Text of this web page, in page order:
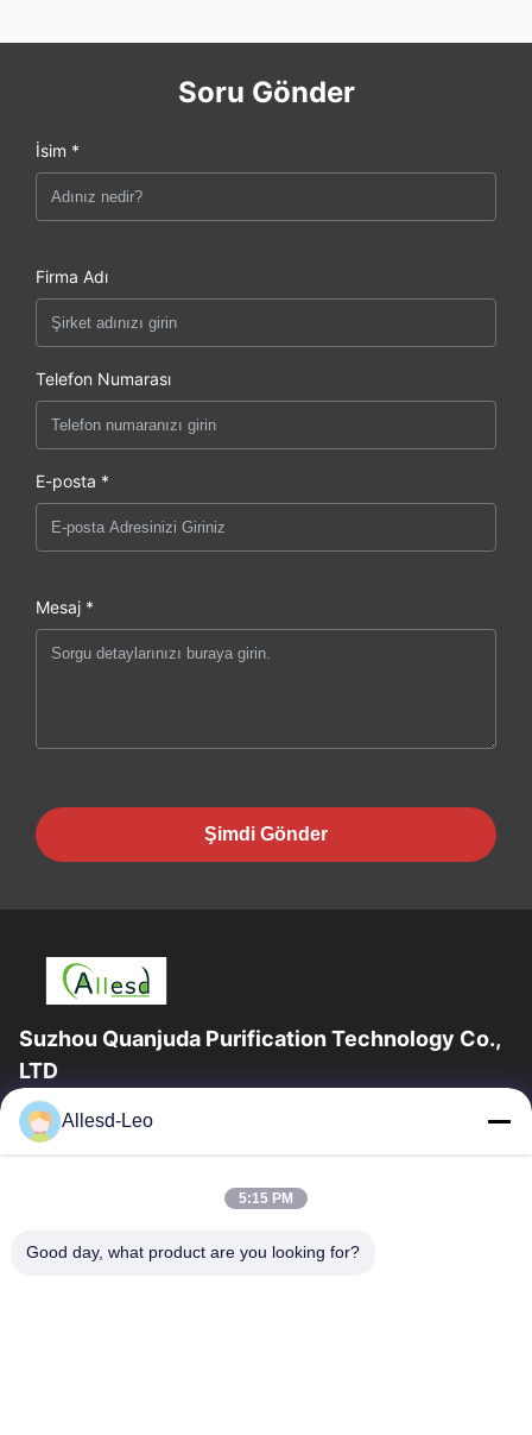
Soru Gönder
İsim *
Firma Adı
Telefon Numarası
E-posta *
Mesaj *
Şimdi Gönder
Suzhou Quanjuda Purification Technology Co.,
LTD
16 yıllık Tecrübe, ESD ve Temiz Oda ürünlerinin lider üreticisi ve
ihracatçısı olarak, eksiksiz bir ESD ve Temiz Oda ekipmanı ve
Ev
Ürün:% S
Allesd-Leo
5:15 PM
Good day, what product are you looking for?